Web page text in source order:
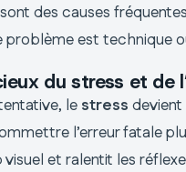
des causes
problème est technique
du stress et de
le stress
l’erreur fatale
et ralentit les